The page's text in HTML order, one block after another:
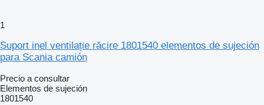
1
Suport inel ventilație răcire 1801540 elementos de sujeción
para Scania camión
Precio a consultar
Elementos de sujeción
1801540